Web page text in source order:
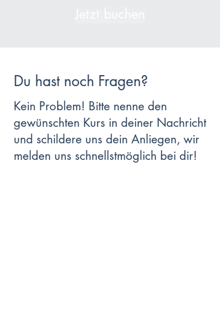
Du hast noch Fragen?
Kein Problem! Bitte nenne den
gewünschten Kurs in deiner Nachricht
und schildere uns dein Anliegen, wir
melden uns schnellstmöglich bei dir!